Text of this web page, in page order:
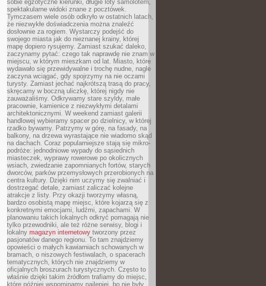
sobie egzotyczne kierunki, długie loty samolotem,
spektakularne widoki znane z pocztówek.
Tymczasem wiele osób odkryło w ostatnich latach,
że niezwykłe doświadczenia można znaleźć
dosłownie za rogiem. Wystarczy podejść do
swojego miasta jak do nieznanej krainy, której
mapę dopiero rysujemy. Zamiast szukać daleko,
zaczynamy pytać: czego tak naprawdę nie znam w
miejscu, w którym mieszkam od lat. Miasto, które
wydawało się przewidywalne i trochę nudne, nagle
zaczyna wciągać, gdy spojrzymy na nie oczami
turysty. Zamiast jechać najkrótszą trasą do pracy,
skręcamy w boczną uliczkę, której nigdy nie
zauważaliśmy. Odkrywamy stare szyldy, małe
pracownie, kamienice z niezwykłymi detalami
architektonicznymi. W weekend zamiast galerii
handlowej wybieramy spacer po dzielnicy, w której
rzadko bywamy. Patrzymy w górę, na fasady, na
balkony, na drzewa wyrastające nie wiadomo skąd
na dachach. Coraz popularniejsze stają się mikro-
podróże: jednodniowe wypady do sąsiednich
miasteczek, wyprawy rowerowe po okolicznych
wsiach, zwiedzanie zapomnianych fortów, starych
dworców, parków przemysłowych przerobionych na
centra kultury. Dzięki nim uczymy się zwalniać i
dostrzegać detale, zamiast zaliczać kolejne
atrakcje z listy. Przy okazji tworzymy własną,
bardzo osobistą mapę miejsc, które kojarzą się z
konkretnymi emocjami, ludźmi, zapachami. W
planowaniu takich lokalnych odkryć pomagają nie
tylko przewodniki, ale też różne serwisy, blogi i
lokalny magazyn internetowy tworzony przez
pasjonatów danego regionu. To tam znajdziemy
opowieści o małych kawiarniach schowanych w
bramach, o niszowych festiwalach, o spacerach
tematycznych, których nie znajdziemy w
oficjalnych broszurach turystycznych. Często to
właśnie dzięki takim źródłom trafiamy do miejsc,
które później wspominamy najlepiej, bo nie były